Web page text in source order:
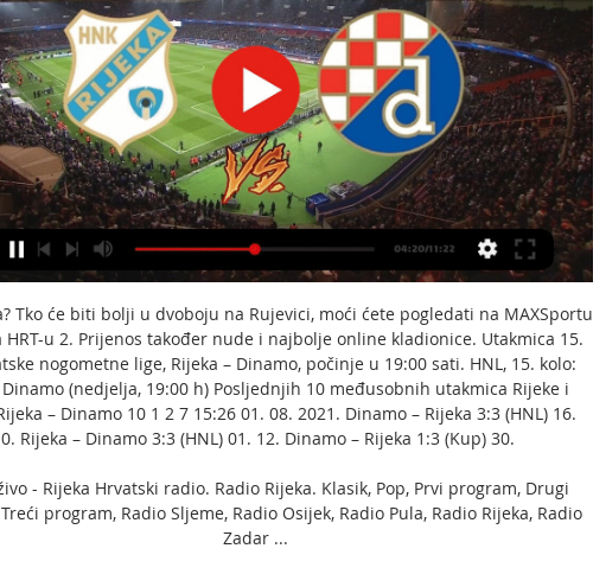
Tko će biti bolji u dvoboju na Rujevici, moći ćete pogledati na MAXSportu
HRT-u 2. Prijenos također nude i najbolje online kladionice. Utakmica 15.
nogometne lige, Rijeka – Dinamo, počinje u 19:00 sati. HNL, 15. kolo:
Dinamo (nedjelja, 19:00 h) Posljednjih 10 međusobnih utakmica Rijeke i
– Dinamo 10 1 2 7 15:26 01. 08. 2021. Dinamo – Rijeka 3:3 (HNL) 16.
Rijeka – Dinamo 3:3 (HNL) 01. 12. Dinamo – Rijeka 1:3 (Kup) 30.
- Rijeka Hrvatski radio. Radio Rijeka. Klasik, Pop, Prvi program, Drugi
program, Radio Sljeme, Radio Osijek, Radio Pula, Radio Rijeka, Radio
Zadar ...